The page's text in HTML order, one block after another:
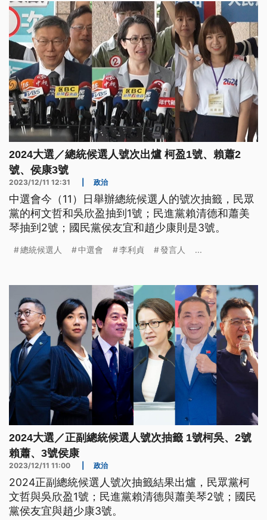
2024大選／總統候選人號次出爐 柯盈1號、賴蕭2
號、侯康3號
2023/12/11 12:31 政治
中選會今（11）日舉辦總統候選人的號次抽籤，民眾
黨的柯文哲和吳欣盈抽到1號；民進黨賴清德和蕭美
琴抽到2號；國民黨侯友宜和趙少康則是3號。
總統候選人 中選會 李利貞 發言人 ...
2024大選／正副總統候選人號次抽籤 1號柯吳、2號
賴蕭、3號侯康
2023/12/11 11:00 政治
2024正副總統候選人號次抽籤結果出爐，民眾黨柯
文哲與吳欣盈1號；民進黨賴清德與蕭美琴2號；國民
黨侯友宜與趙少康3號。